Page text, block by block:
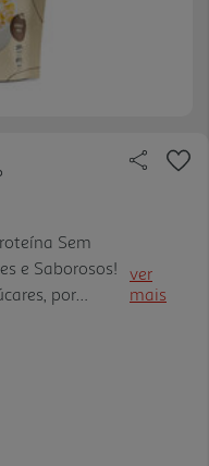
Sem
e Saborosos!
por
ver
mais